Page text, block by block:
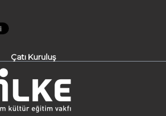
Çatı Kuruluş